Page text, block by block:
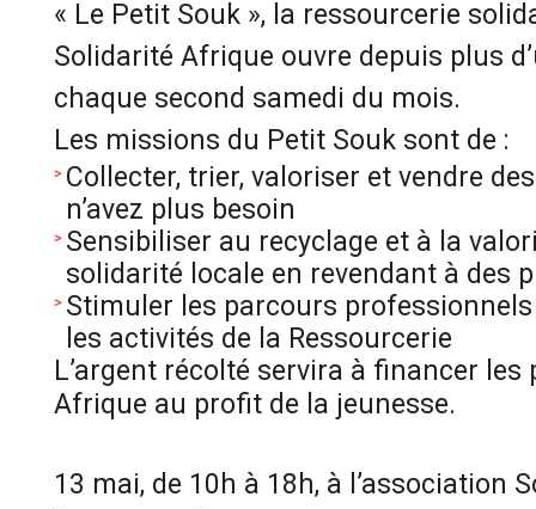
« Le Petit Souk », la ressourcerie
Solidarité Afrique ouvre depuis plus
chaque second samedi du mois.
Les missions du Petit Souk sont de :
Collecter, trier, valoriser et vendre
n’avez plus besoin
Sensibiliser au recyclage et à la
solidarité locale en revendant à des
Stimuler les parcours
les activités de la Ressourcerie
L’argent récolté servira à financer
Afrique au profit de la jeunesse.
13 mai, de 10h à 18h, à l’association